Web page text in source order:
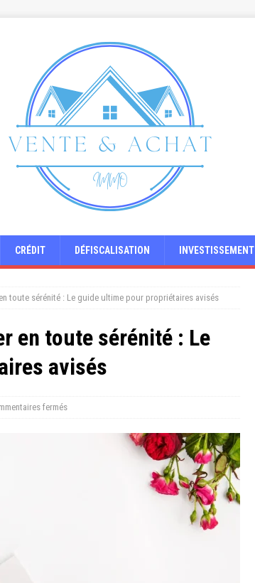
CRÉDIT DÉFISCALISATION INVESTISSEMENT
toute sérénité : Le guide ultime pour propriétaires avisés
en toute sérénité : Le
avisés
fermés